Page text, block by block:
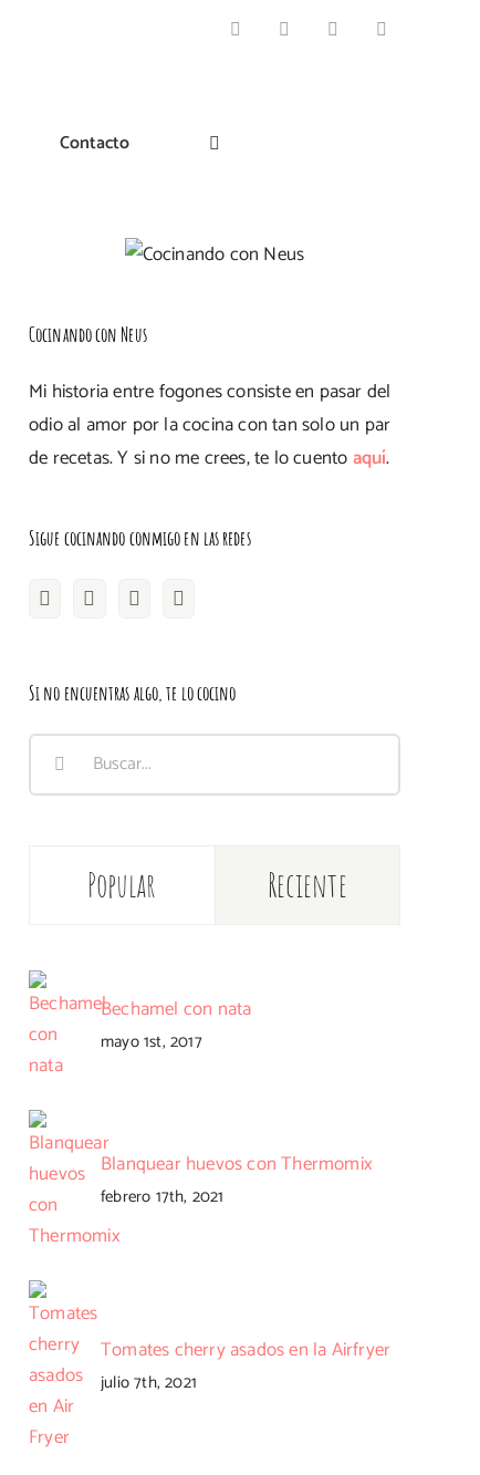
FacebookInstagramPinterest
Contacto
Cocinando con Neus
Mi historia entre fogones consiste en pasar del
odio al amor por la cocina con tan solo un par
de recetas. Y si no me crees, te lo cuentoaquí.
Sigue cocinando conmigo en las redes
Si no encuentras algo, te lo cocino
Buscar:
Popular Reciente
Bechamel con nata
mayo 1st, 2017
Blanquear huevos con Thermomix
febrero 17th, 2021
Tomates cherry asados en la Airfryer
julio 7th, 2021